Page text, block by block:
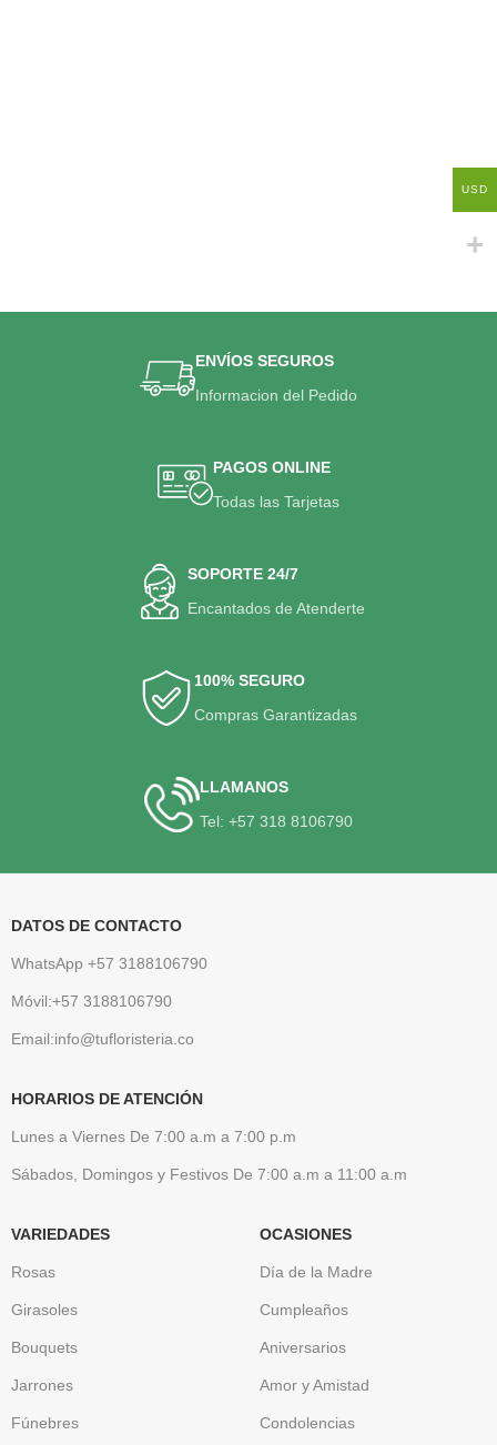
ENVÍOS SEGUROS
Informacion del Pedido
PAGOS ONLINE
Todas las Tarjetas
SOPORTE 24/7
Encantados de Atenderte
100% SEGURO
Compras Garantizadas
LLAMANOS
Tel: +57 318 8106790
DATOS DE CONTACTO
WhatsApp +57 3188106790
Móvil:+57 3188106790
Email:info@tufloristeria.co
HORARIOS DE ATENCIÓN
Lunes a Viernes De 7:00 a.m a 7:00 p.m
Sábados, Domingos y Festivos De 7:00 a.m a 11:00 a.m
VARIEDADES
Rosas
Girasoles
Bouquets
Jarrones
Fúnebres
OCASIONES
Día de la Madre
Cumpleaños
Aniversarios
Amor y Amistad
Condolencias
USD